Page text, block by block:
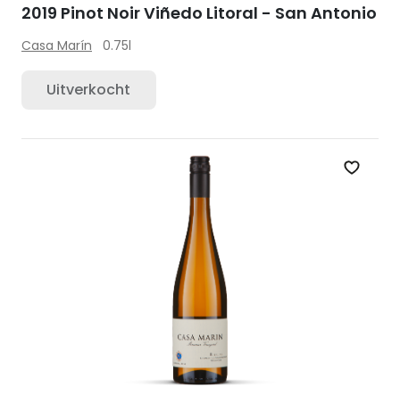
2019 Pinot Noir Viñedo Litoral - San Antonio
Casa Marín 0.75l
Uitverkocht
Zet